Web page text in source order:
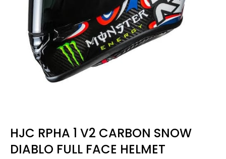
HJC RPHA 1 V2 CARBON SNOW
DIABLO FULL FACE HELMET